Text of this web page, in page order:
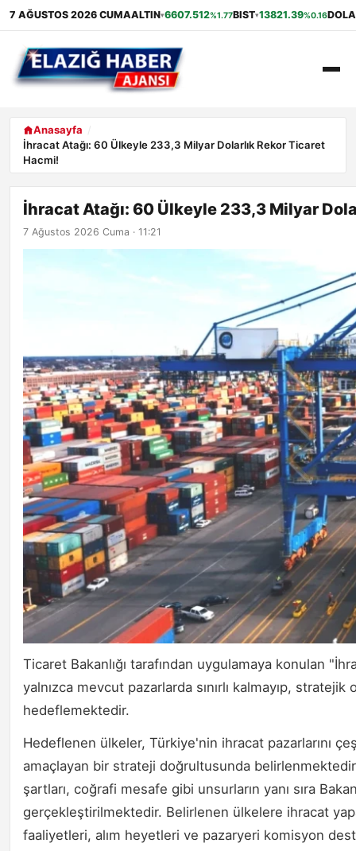
7 AĞUSTOS 2026 CUMAALTIN▾6607.512%1.77BIST▾13821.39%0.16
ANASAYFA
GÜNDEM
EKONOMI
SAĞLIK
Anasayfa
İhracat Atağı: 60 Ülkeyle 233,3 Milyar Dolarlık Rekor Ticaret
Hacmi!
İhracat Atağı: 60 Ülkeyle 233,3 Milyar
7 Ağustos 2026 Cuma · 11:21
Ticaret Bakanlığı tarafından uygulamaya konulan
yalnızca mevcut pazarlarda sınırlı kalmayıp,
hedeflemektedir.
Hedeflenen ülkeler, Türkiye'nin ihracat pazarlarını
amaçlayan bir strateji doğrultusunda
şartları, coğrafi mesafe gibi unsurların yanı sıra
gerçekleştirilmektedir. Belirlenen ülkelere ihracat
faaliyetleri, alım heyetleri ve pazaryeri komisyon